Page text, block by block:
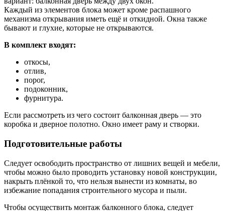
Каждый из элементов блока может кроме распашного
механизма открывания иметь ещё и откидной. Окна также
бывают и глухие, которые не открываются.
В комплект входят:
откосы,
отлив,
порог,
подоконник,
фурнитура.
Если рассмотреть из чего состоит балконная дверь — это
коробка и дверное полотно. Окно имеет раму и створки.
Подготовительные работы
Следует освободить пространство от лишних вещей и мебели,
чтобы можно было проводить установку новой конструкции,
накрыть плёнкой то, что нельзя вынести из комнаты, во
избежание попадания строительного мусора и пыли.
Чтобы осуществить монтаж балконного блока, следует